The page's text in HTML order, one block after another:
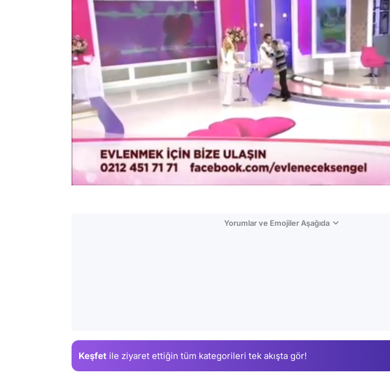
/
Yorumlar ve Emojiler Aşağıda
Keşfet ile ziyaret ettiğin tüm kategorileri tek akışta gör!